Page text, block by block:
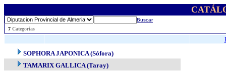
Buscar
7 Categorias
SOPHORA JAPONICA (Sófora)
TAMARIX GALLICA (Taray)